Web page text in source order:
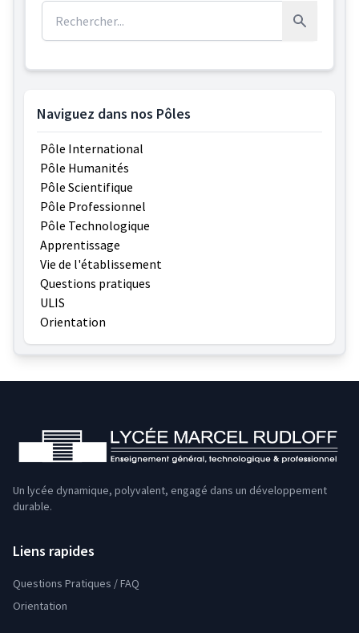
Rechercher
Naviguez dans nos Pôles
Pôle International
Pôle Humanités
Pôle Scientifique
Pôle Professionnel
Pôle Technologique
Apprentissage
Vie de l'établissement
Questions pratiques
ULIS
Orientation
Un lycée dynamique, polyvalent, engagé dans un développement
durable.
Liens rapides
Questions Pratiques / FAQ
Orientation